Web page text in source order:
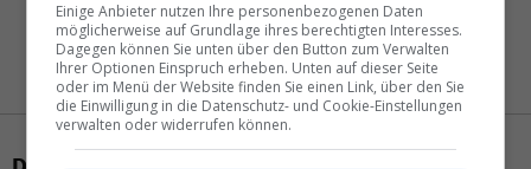
Einige Anbieter nutzen Ihre personenbezogenen Daten
möglicherweise auf Grundlage ihres berechtigten Interesses.
Dagegen können Sie unten über den Button zum Verwalten
Ihrer Optionen Einspruch erheben. Unten auf dieser Seite
oder im Menü der Website finden Sie einen Link, über den Sie
die Einwilligung in die Datenschutz- und Cookie-Einstellungen
verwalten oder widerrufen können.